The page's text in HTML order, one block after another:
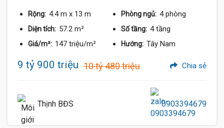
Rộng: 4.4 m x 13 m Phòng ngủ: 4 phòng
Diện tích: 57.2 m² Số tầng: 4 tầng
Giá/m²: 147 triệu/m² Hướng: Tây Nam
9 tỷ 900 triệu 10 tỷ 480 triệu Chia sẻ
Thịnh BĐS 0903394679